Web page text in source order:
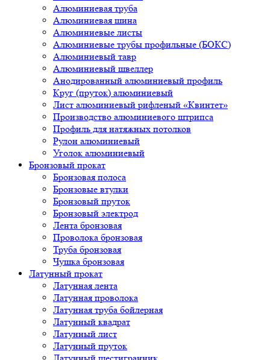
Алюминиевая труба
Алюминиевая шина
Алюминиевые листы
Алюминиевые трубы профильные (БОКС)
Алюминиевый тавр
Алюминиевый швеллер
Анодированный алюминиевый профиль
Круг (пруток) алюминиевый
Лист алюминиевый рифленый «Квинтет»
Производство алюминиевого штрипса
Профиль для натяжных потолков
Рулон алюминиевый
Уголок алюминиевый
Бронзовый прокат
Бронзовая полоса
Бронзовые втулки
Бронзовый пруток
Бронзовый электрод
Лента бронзовая
Проволока бронзовая
Труба бронзовая
Чушка бронзовая
Латунный прокат
Латунная лента
Латунная проволока
Латунная труба бойлерная
Латунный квадрат
Латунный лист
Латунный пруток
Латунный шестигранник